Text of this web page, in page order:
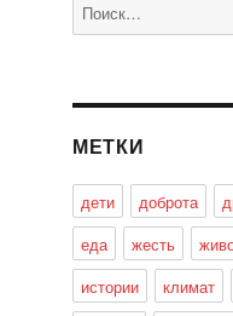
МЕТКИ
дети доброта
еда
жесть
истории
климат